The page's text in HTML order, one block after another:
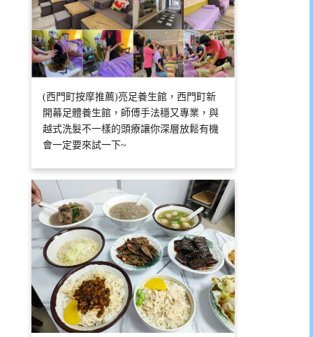
(西門町按摩推薦)亮足養生館，西門町新
開幕足體養生館，師傅手法穩又專業，與
越式洗髮不一樣的頭療讓你深層放鬆有機
會一定要來試一下~